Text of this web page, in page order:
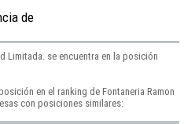
de
Limitada. se encuentra en la posición
en el ranking de Fontaneria Ramon
con posiciones similares: